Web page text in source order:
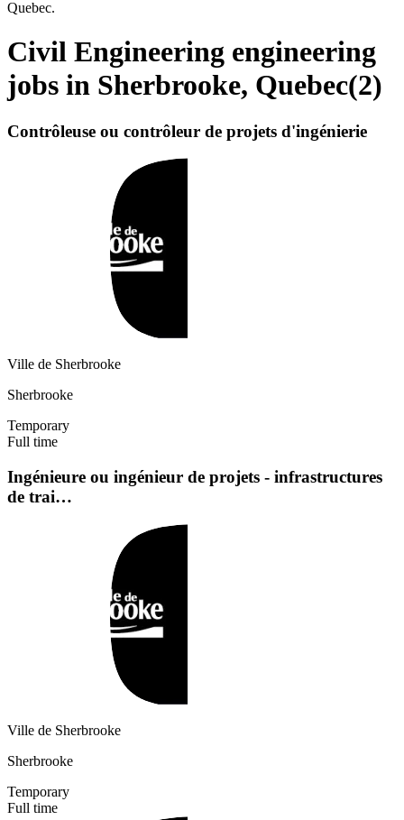
Quebec.
Civil Engineering engineering
jobs in Sherbrooke, Quebec(2)
Contrôleuse ou contrôleur de projets d'ingénierie
Ville de Sherbrooke
Sherbrooke
Temporary
Full time
Ingénieure ou ingénieur de projets - infrastructures
de trai…
Ville de Sherbrooke
Sherbrooke
Temporary
Full time